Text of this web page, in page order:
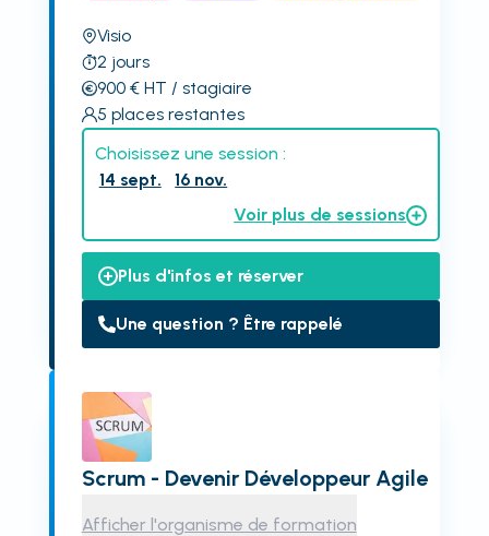
Visio
2 jours
900€ HT / stagiaire
5 places restantes
Choisissez une session :
14 sept.
16 nov.
Voir plus de sessions
Plus d'infos et réserver
Une question ? Être rappelé
Scrum - Devenir Développeur Agile
Afficher l'organisme de formation